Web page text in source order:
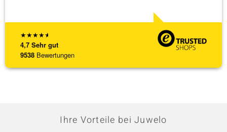
★★★★★
4,7 Sehr gut
9538 Bewertungen
Ihre Vorteile bei Juwelo